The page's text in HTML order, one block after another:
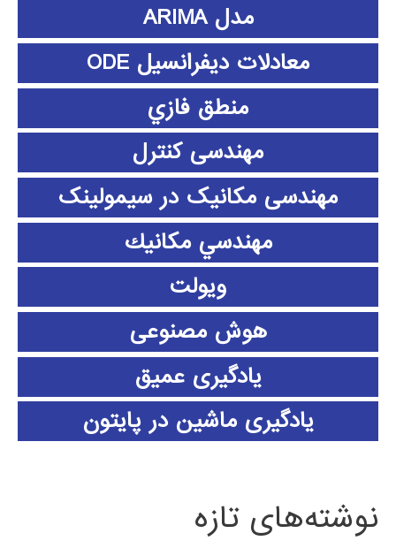
مدل ARIMA
معادلات دیفرانسیل ODE
منطق فازي
مهندسی کنترل
مهندسی مکانیک در سیمولینک
مهندسي مكانيك
ویولت
هوش مصنوعی
یادگیری عمیق
یادگیری ماشین در پایتون
نوشته‌های تازه